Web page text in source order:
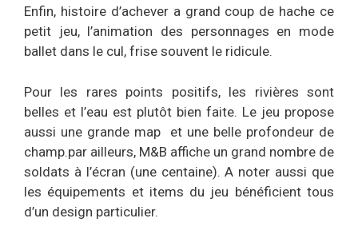
Enfin, histoire d’achever a grand coup de hache ce
petit jeu, l’animation des personnages en mode
ballet dans le cul, frise souvent le ridicule.
Pour les rares points positifs, les rivières sont
belles et l’eau est plutôt bien faite. Le jeu propose
aussi une grande map et une belle profondeur de
champ.par ailleurs, M&B affiche un grand nombre de
soldats à l’écran (une centaine). A noter aussi que
les équipements et items du jeu bénéficient tous
d’un design particulier.